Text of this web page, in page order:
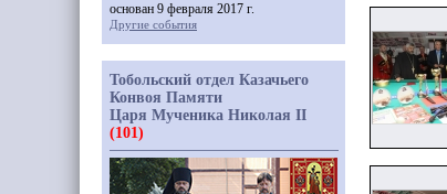
основан 9 февраля 2017 г.
Другие события
Тобольский отдел Казачьего
Конвоя Памяти
Царя Мученика Николая II
(101)